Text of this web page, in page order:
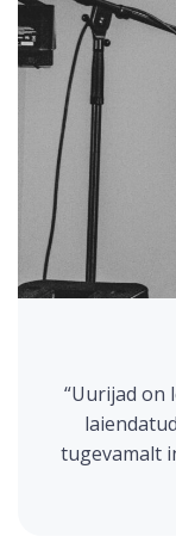
“Uurijad on
tugevamalt